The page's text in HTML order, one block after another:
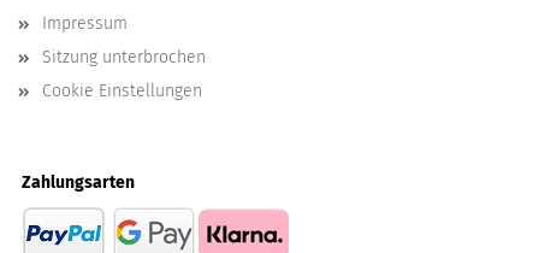
Impressum
Sitzung unterbrochen
Cookie Einstellungen
Zahlungsarten